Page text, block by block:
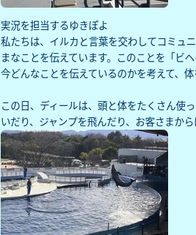
実況を担当するゆきぽよ
私たちは、イルカと言葉を交わしてコミュ
まなことを伝えています。このことを「ビ
今どんなことを伝えているのかを考えて、体
この日、ディールは、頭と体をたくさん使
いだり、ジャンプを飛んだり、お客さまか